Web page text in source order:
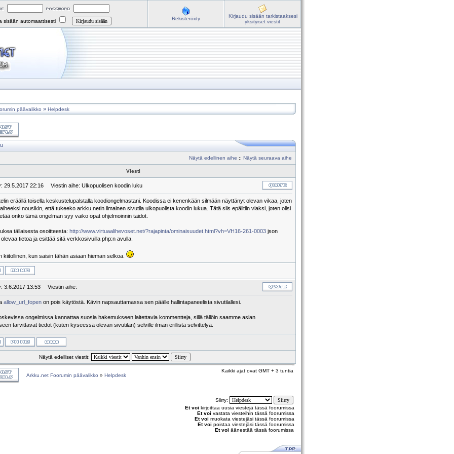
sisään automaattisesti Rekisteröidy
Kirjaudu sisään tarkistaaksesi
yksityiset viestit
päävalikko » Helpdesk
Näytä edellinen aihe :: Näytä seuraava aihe
Viesti
29.5.2017 22:16 Viestin aihe: Ulkopuolisen koodin luku
eräällä toisella keskustelupalstalla koodiongelmastani. Koodissa ei kenenkään silmään näyttänyt olevan vikaa, joten
nousikin, että tukeeko arkku.netin ilmainen sivutila ulkopuolista koodin lukua. Tätä siis epäiltiin viaksi, joten olisi
onko tämä ongelman syy vaiko opat ohjelmoinnin taidot.
tällaisesta osoitteesta: http://www.virtuaalihevoset.net/?rajapinta/ominaisuudet.html?vh=VH16-261-0003 json
tietoa ja esittää sitä verkkosivuilla php:n avulla.
kiitollinen, kun saisin tähän asiaan hieman selkoa.
3.6.2017 13:53 Viestin aihe:
allow_url_fopen on pois käytöstä. Kävin napsauttamassa sen päälle hallintapaneelista sivutilallesi.
ongelmissa kannattaa suosia hakemukseen laitettavia kommentteja, sillä tällöin saamme asian
tarvittavat tiedot (kuten kyseessä olevan sivutilan) selville ilman erillistä selvittelyä.
Näytä edelliset viestit:
Arkku.net Foorumin päävalikko » Helpdesk
Kaikki ajat ovat GMT + 3 tuntia
Siirry:
Et voi kirjoittaa uusia viestejä tässä foorumissa
Et voi vastata viesteihin tässä foorumissa
Et voi muokata viestejäsi tässä foorumissa
Et voi poistaa viestejäsi tässä foorumissa
Et voi äänestää tässä foorumissa